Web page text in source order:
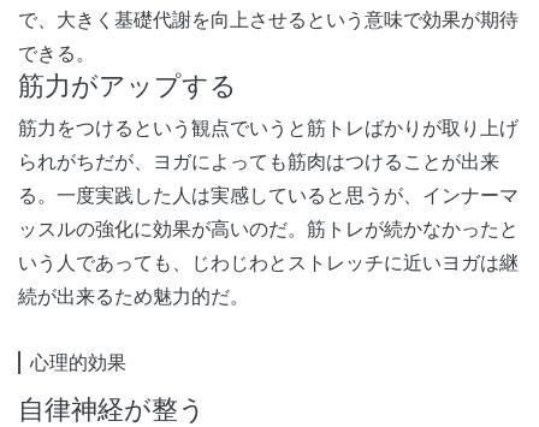
で、大きく基礎代謝を向上させるという意味で効果が期待
できる。
筋力がアップする
筋力をつけるという観点でいうと筋トレばかりが取り上げ
られがちだが、ヨガによっても筋肉はつけることが出来
る。一度実践した人は実感していると思うが、インナーマ
ッスルの強化に効果が高いのだ。筋トレが続かなかったと
いう人であっても、じわじわとストレッチに近いヨガは継
続が出来るため魅力的だ。
心理的効果
自律神経が整う